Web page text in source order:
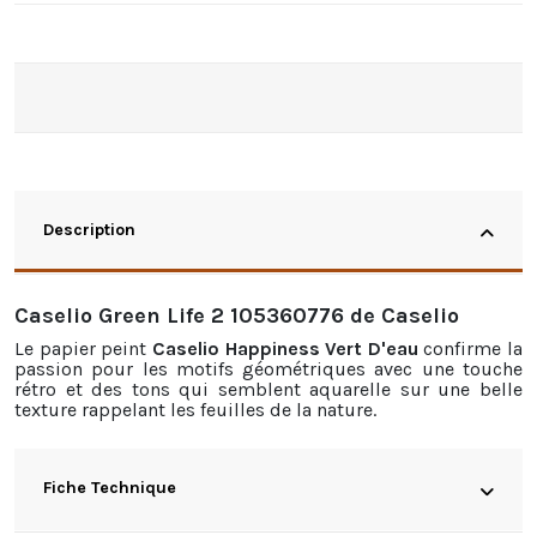
Description
Caselio Green Life 2 105360776 de Caselio
Le papier peint Caselio Happiness Vert D'eau confirme la
passion pour les motifs géométriques avec une touche
rétro et des tons qui semblent aquarelle sur une belle
texture rappelant les feuilles de la nature.
Fiche Technique